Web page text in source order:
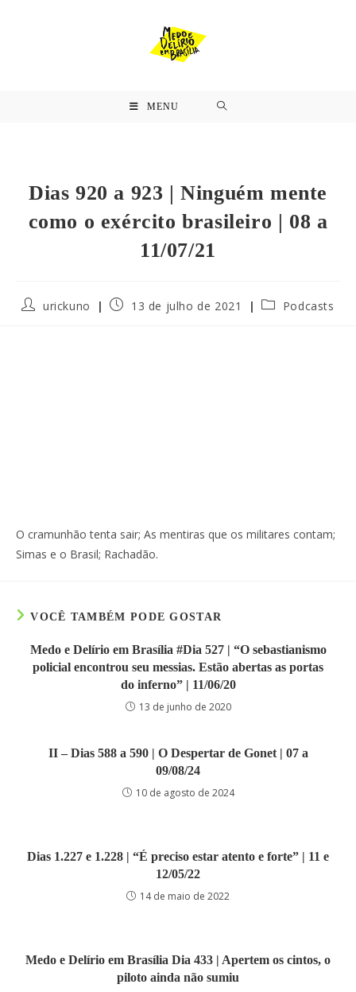
MENU
Dias 920 a 923 | Ninguém mente
como o exército brasileiro | 08 a
11/07/21
urickuno 13 de julho de 2021 Podcasts
O cramunhão tenta sair; As mentiras que os militares contam;
Simas e o Brasil; Rachadão.
VOCÊ TAMBÉM PODE GOSTAR
Medo e Delírio em Brasília #Dia 527 | “O sebastianismo
policial encontrou seu messias. Estão abertas as portas
do inferno” | 11/06/20
13 de junho de 2020
II – Dias 588 a 590 | O Despertar de Gonet | 07 a
09/08/24
10 de agosto de 2024
Dias 1.227 e 1.228 | “É preciso estar atento e forte” | 11 e
12/05/22
14 de maio de 2022
Medo e Delírio em Brasília Dia 433 | Apertem os cintos, o
piloto ainda não sumiu